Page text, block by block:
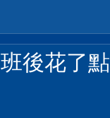
後花了